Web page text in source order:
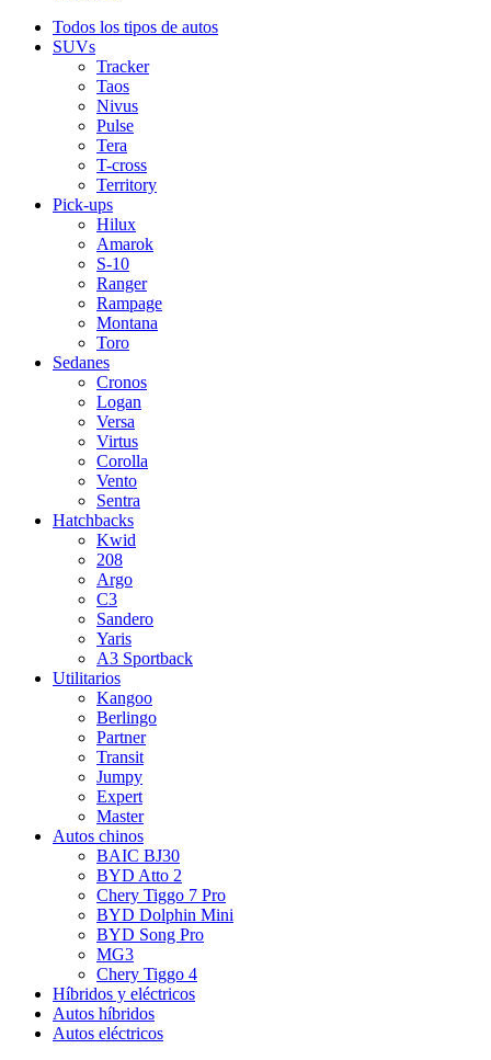
Todos los tipos de autos
SUVs
Tracker
Taos
Nivus
Pulse
Tera
T-cross
Territory
Pick-ups
Hilux
Amarok
S-10
Ranger
Rampage
Montana
Toro
Sedanes
Cronos
Logan
Versa
Virtus
Corolla
Vento
Sentra
Hatchbacks
Kwid
208
Argo
C3
Sandero
Yaris
A3 Sportback
Utilitarios
Kangoo
Berlingo
Partner
Transit
Jumpy
Expert
Master
Autos chinos
BAIC BJ30
BYD Atto 2
Chery Tiggo 7 Pro
BYD Dolphin Mini
BYD Song Pro
MG3
Chery Tiggo 4
Híbridos y eléctricos
Autos híbridos
Autos eléctricos